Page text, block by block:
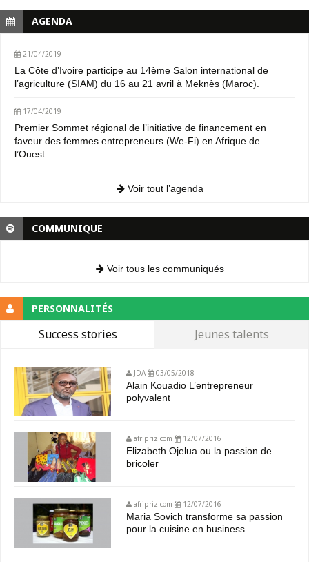
AGENDA
21/04/2019
La Côte d’Ivoire participe au 14ème Salon international de
l’agriculture (SIAM) du 16 au 21 avril à Meknès (Maroc).
17/04/2019
Premier Sommet régional de l’initiative de financement en
faveur des femmes entrepreneurs (We-Fi) en Afrique de
l’Ouest.
Voir tout l’agenda
COMMUNIQUE
Voir tous les communiqués
PERSONNALITÉS
Success stories Jeunes talents
JDA 03/05/2018
Alain Kouadio L’entrepreneur
polyvalent
afripriz.com 12/07/2016
Elizabeth Ojelua ou la passion de
bricoler
afripriz.com 12/07/2016
Maria Sovich transforme sa passion
pour la cuisine en business